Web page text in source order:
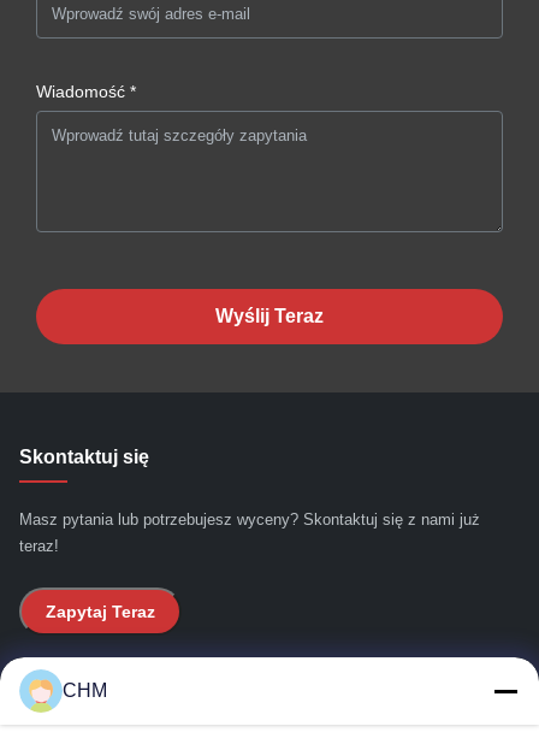
Wiadomość *
Wyślij Teraz
Skontaktuj się
Masz pytania lub potrzebujesz wyceny? Skontaktuj się z nami już
teraz!
Zapytaj Teraz
Szybkie linki
CHM